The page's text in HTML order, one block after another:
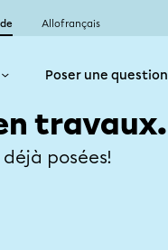
Allofrançais
Poser une question
travaux.
posées!